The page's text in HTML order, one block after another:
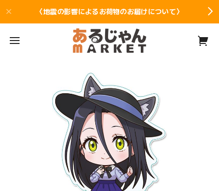
〈地震の影響によるお荷物のお届けについて〉